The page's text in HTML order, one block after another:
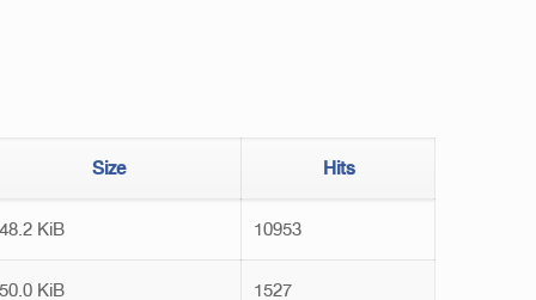
Size Hits
KiB
10953
KiB 1527